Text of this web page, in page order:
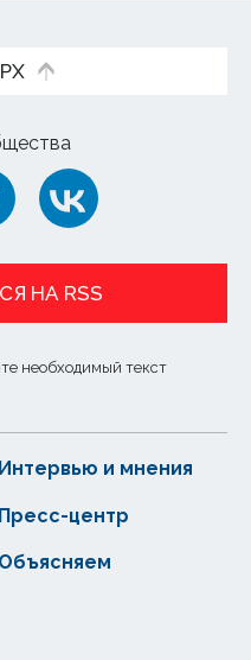
НА RSS
необходимый текст
Интервью и мнения
Пресс-центр
Объясняем